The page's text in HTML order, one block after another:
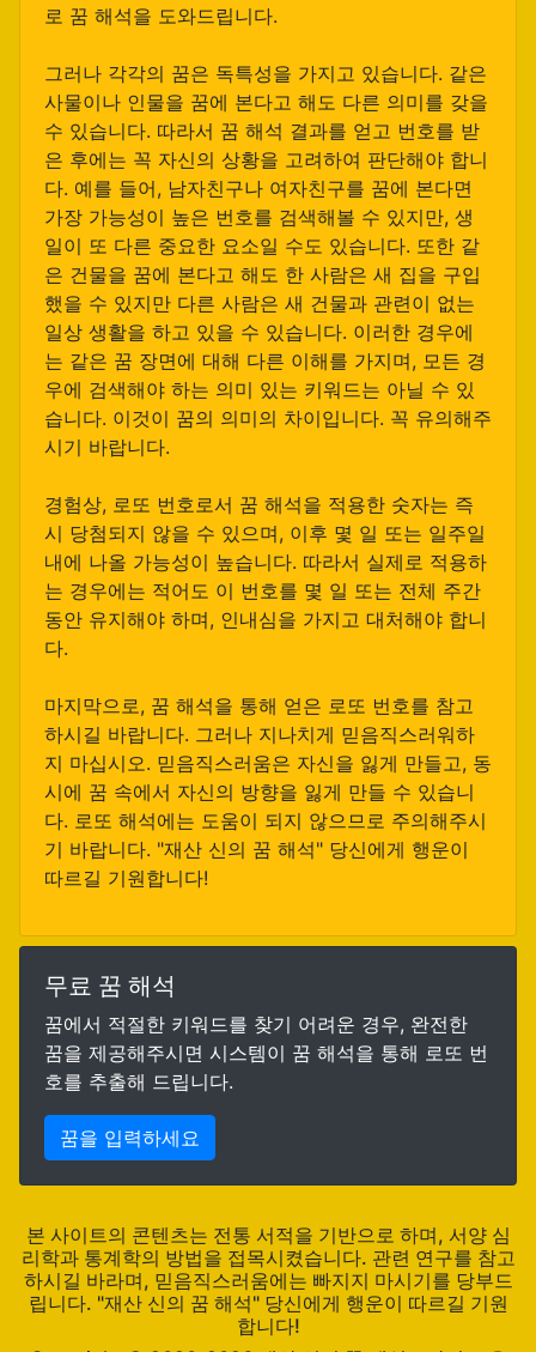
로 꿈 해석을 도와드립니다.
그러나 각각의 꿈은 독특성을 가지고 있습니다. 같은
사물이나 인물을 꿈에 본다고 해도 다른 의미를 갖을
수 있습니다. 따라서 꿈 해석 결과를 얻고 번호를 받
은 후에는 꼭 자신의 상황을 고려하여 판단해야 합니
다. 예를 들어, 남자친구나 여자친구를 꿈에 본다면
가장 가능성이 높은 번호를 검색해볼 수 있지만, 생
일이 또 다른 중요한 요소일 수도 있습니다. 또한 같
은 건물을 꿈에 본다고 해도 한 사람은 새 집을 구입
했을 수 있지만 다른 사람은 새 건물과 관련이 없는
일상 생활을 하고 있을 수 있습니다. 이러한 경우에
는 같은 꿈 장면에 대해 다른 이해를 가지며, 모든 경
우에 검색해야 하는 의미 있는 키워드는 아닐 수 있
습니다. 이것이 꿈의 의미의 차이입니다. 꼭 유의해주
시기 바랍니다.
경험상, 로또 번호로서 꿈 해석을 적용한 숫자는 즉
시 당첨되지 않을 수 있으며, 이후 몇 일 또는 일주일
내에 나올 가능성이 높습니다. 따라서 실제로 적용하
는 경우에는 적어도 이 번호를 몇 일 또는 전체 주간
동안 유지해야 하며, 인내심을 가지고 대처해야 합니
다.
마지막으로, 꿈 해석을 통해 얻은 로또 번호를 참고
하시길 바랍니다. 그러나 지나치게 믿음직스러워하
지 마십시오. 믿음직스러움은 자신을 잃게 만들고, 동
시에 꿈 속에서 자신의 방향을 잃게 만들 수 있습니
다. 로또 해석에는 도움이 되지 않으므로 주의해주시
기 바랍니다. "재산 신의 꿈 해석" 당신에게 행운이
따르길 기원합니다!
무료 꿈 해석
꿈에서 적절한 키워드를 찾기 어려운 경우, 완전한
꿈을 제공해주시면 시스템이 꿈 해석을 통해 로또 번
호를 추출해 드립니다.
꿈을 입력하세요
본 사이트의 콘텐츠는 전통 서적을 기반으로 하며, 서양 심
리학과 통계학의 방법을 접목시켰습니다. 관련 연구를 참고
하시길 바라며, 믿음직스러움에는 빠지지 마시기를 당부드
립니다. "재산 신의 꿈 해석" 당신에게 행운이 따르길 기원
합니다!